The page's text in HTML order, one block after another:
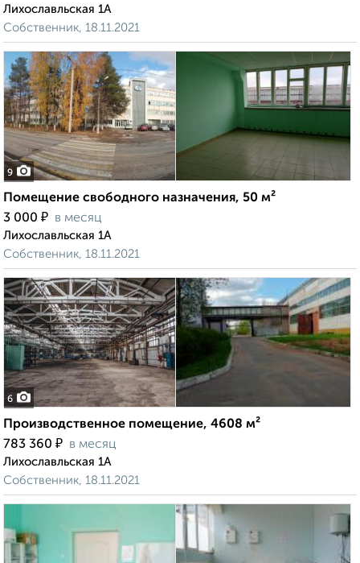
Лихославльская 1А
Собственник, 18.11.2021
9
Помещение свободного назначения, 50 м²
3 000 ₽ в месяц
Лихославльская 1А
Собственник, 18.11.2021
6
Производственное помещение, 4608 м²
783 360 ₽ в месяц
Лихославльская 1А
Собственник, 18.11.2021